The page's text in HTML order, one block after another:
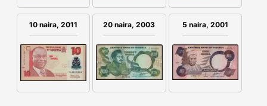
10 naira, 2011 20 naira, 2003 5 naira, 2001